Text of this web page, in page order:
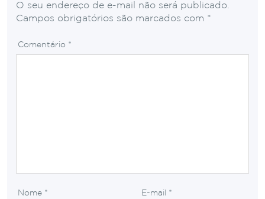
O seu endereço de e-mail não será publicado.
Campos obrigatórios são marcados com *
Comentário *
Nome * E-mail *